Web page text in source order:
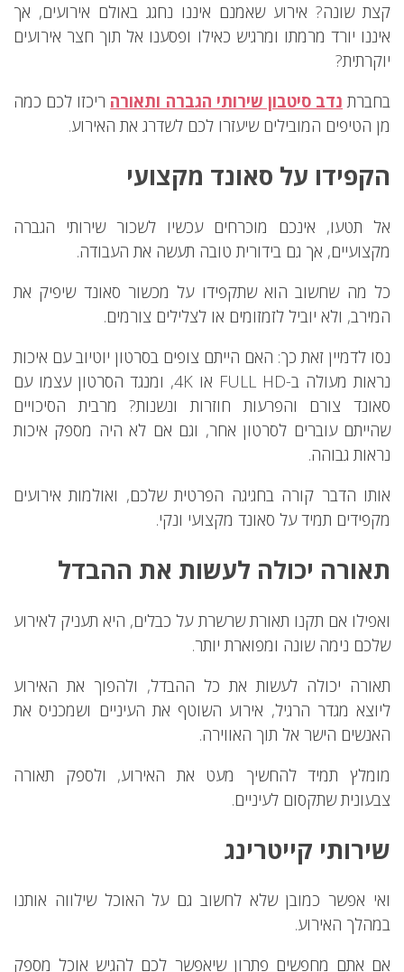
קצת שונה? אירוע שאמנם איננו נחגג באולם אירועים, אך
איננו יורד מרמתו ומרגיש כאילו ופסענו אל תוך חצר אירועים
יוקרתית?
בחברת נדב סיטבון שירותי הגברה ותאורה ריכזו לכם כמה
מן הטיפים המובילים שיעזרו לכם לשדרג את האירוע.
הקפידו על סאונד מקצועי
אל תטעו, אינכם מוכרחים עכשיו לשכור שירותי הגברה
מקצועיים, אך גם בידורית טובה תעשה את העבודה.
כל מה שחשוב הוא שתקפידו על מכשור סאונד שיפיק את
המירב, ולא יוביל לזמזומים או לצלילים צורמים.
נסו לדמיין זאת כך: האם הייתם צופים בסרטון יוטיוב עם איכות
נראות מעולה ב-FULL HD או 4K, ומנגד הסרטון עצמו עם
סאונד צורם והפרעות חוזרות ונשנות? מרבית הסיכויים
שהייתם עוברים לסרטון אחר, וגם אם לא היה מספק איכות
נראות גבוהה.
אותו הדבר קורה בחגיגה הפרטית שלכם, ואולמות אירועים
מקפידים תמיד על סאונד מקצועי ונקי.
תאורה יכולה לעשות את ההבדל
ואפילו אם תקנו תאורת שרשרת על כבלים, היא תעניק לאירוע
שלכם נימה שונה ומפוארת יותר.
תאורה יכולה לעשות את כל ההבדל, ולהפוך את האירוע
ליוצא מגדר הרגיל, אירוע השוטף את העיניים ושמכניס את
האנשים הישר אל תוך האווירה.
מומלץ תמיד להחשיך מעט את האירוע, ולספק תאורה
צבעונית שתקסום לעיניים.
שירותי קייטרינג
ואי אפשר כמובן שלא לחשוב גם על האוכל שילווה אותנו
במהלך האירוע.
אם אתם מחפשים פתרון שיאפשר לכם להגיש אוכל מספק